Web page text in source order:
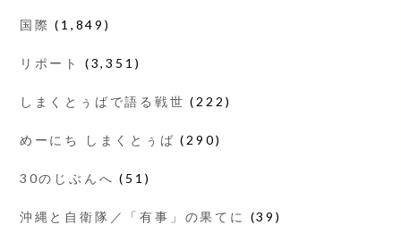
国際 (1,849)
リポート (3,351)
しまくとぅばで語る戦世 (222)
めーにち しまくとぅば (290)
30のじぶんへ (51)
沖縄と自衛隊／「有事」の果てに (39)